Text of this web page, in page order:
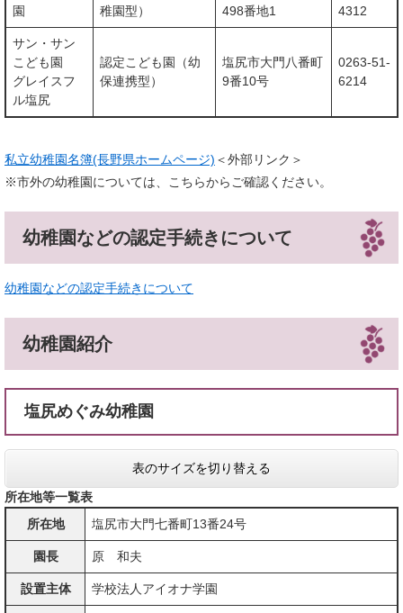
園
稚園型）
498番地1
4312
サン・サン
こども園
グレイスフ
ル塩尻
認定こども園（幼
保連携型）
塩尻市大門八番町
9番10号
0263-51-
6214
私立幼稚園名簿(長野県ホームページ) ＜外部リンク＞
※市外の幼稚園については、こちらからご確認ください。
幼稚園などの認定手続きについて
幼稚園などの認定手続きについて
幼稚園紹介
塩尻めぐみ幼稚園
表のサイズを切り替える
所在地等一覧表
所在地
塩尻市大門七番町13番24号
園長 原 和夫
設置主体 学校法人アイオナ学園